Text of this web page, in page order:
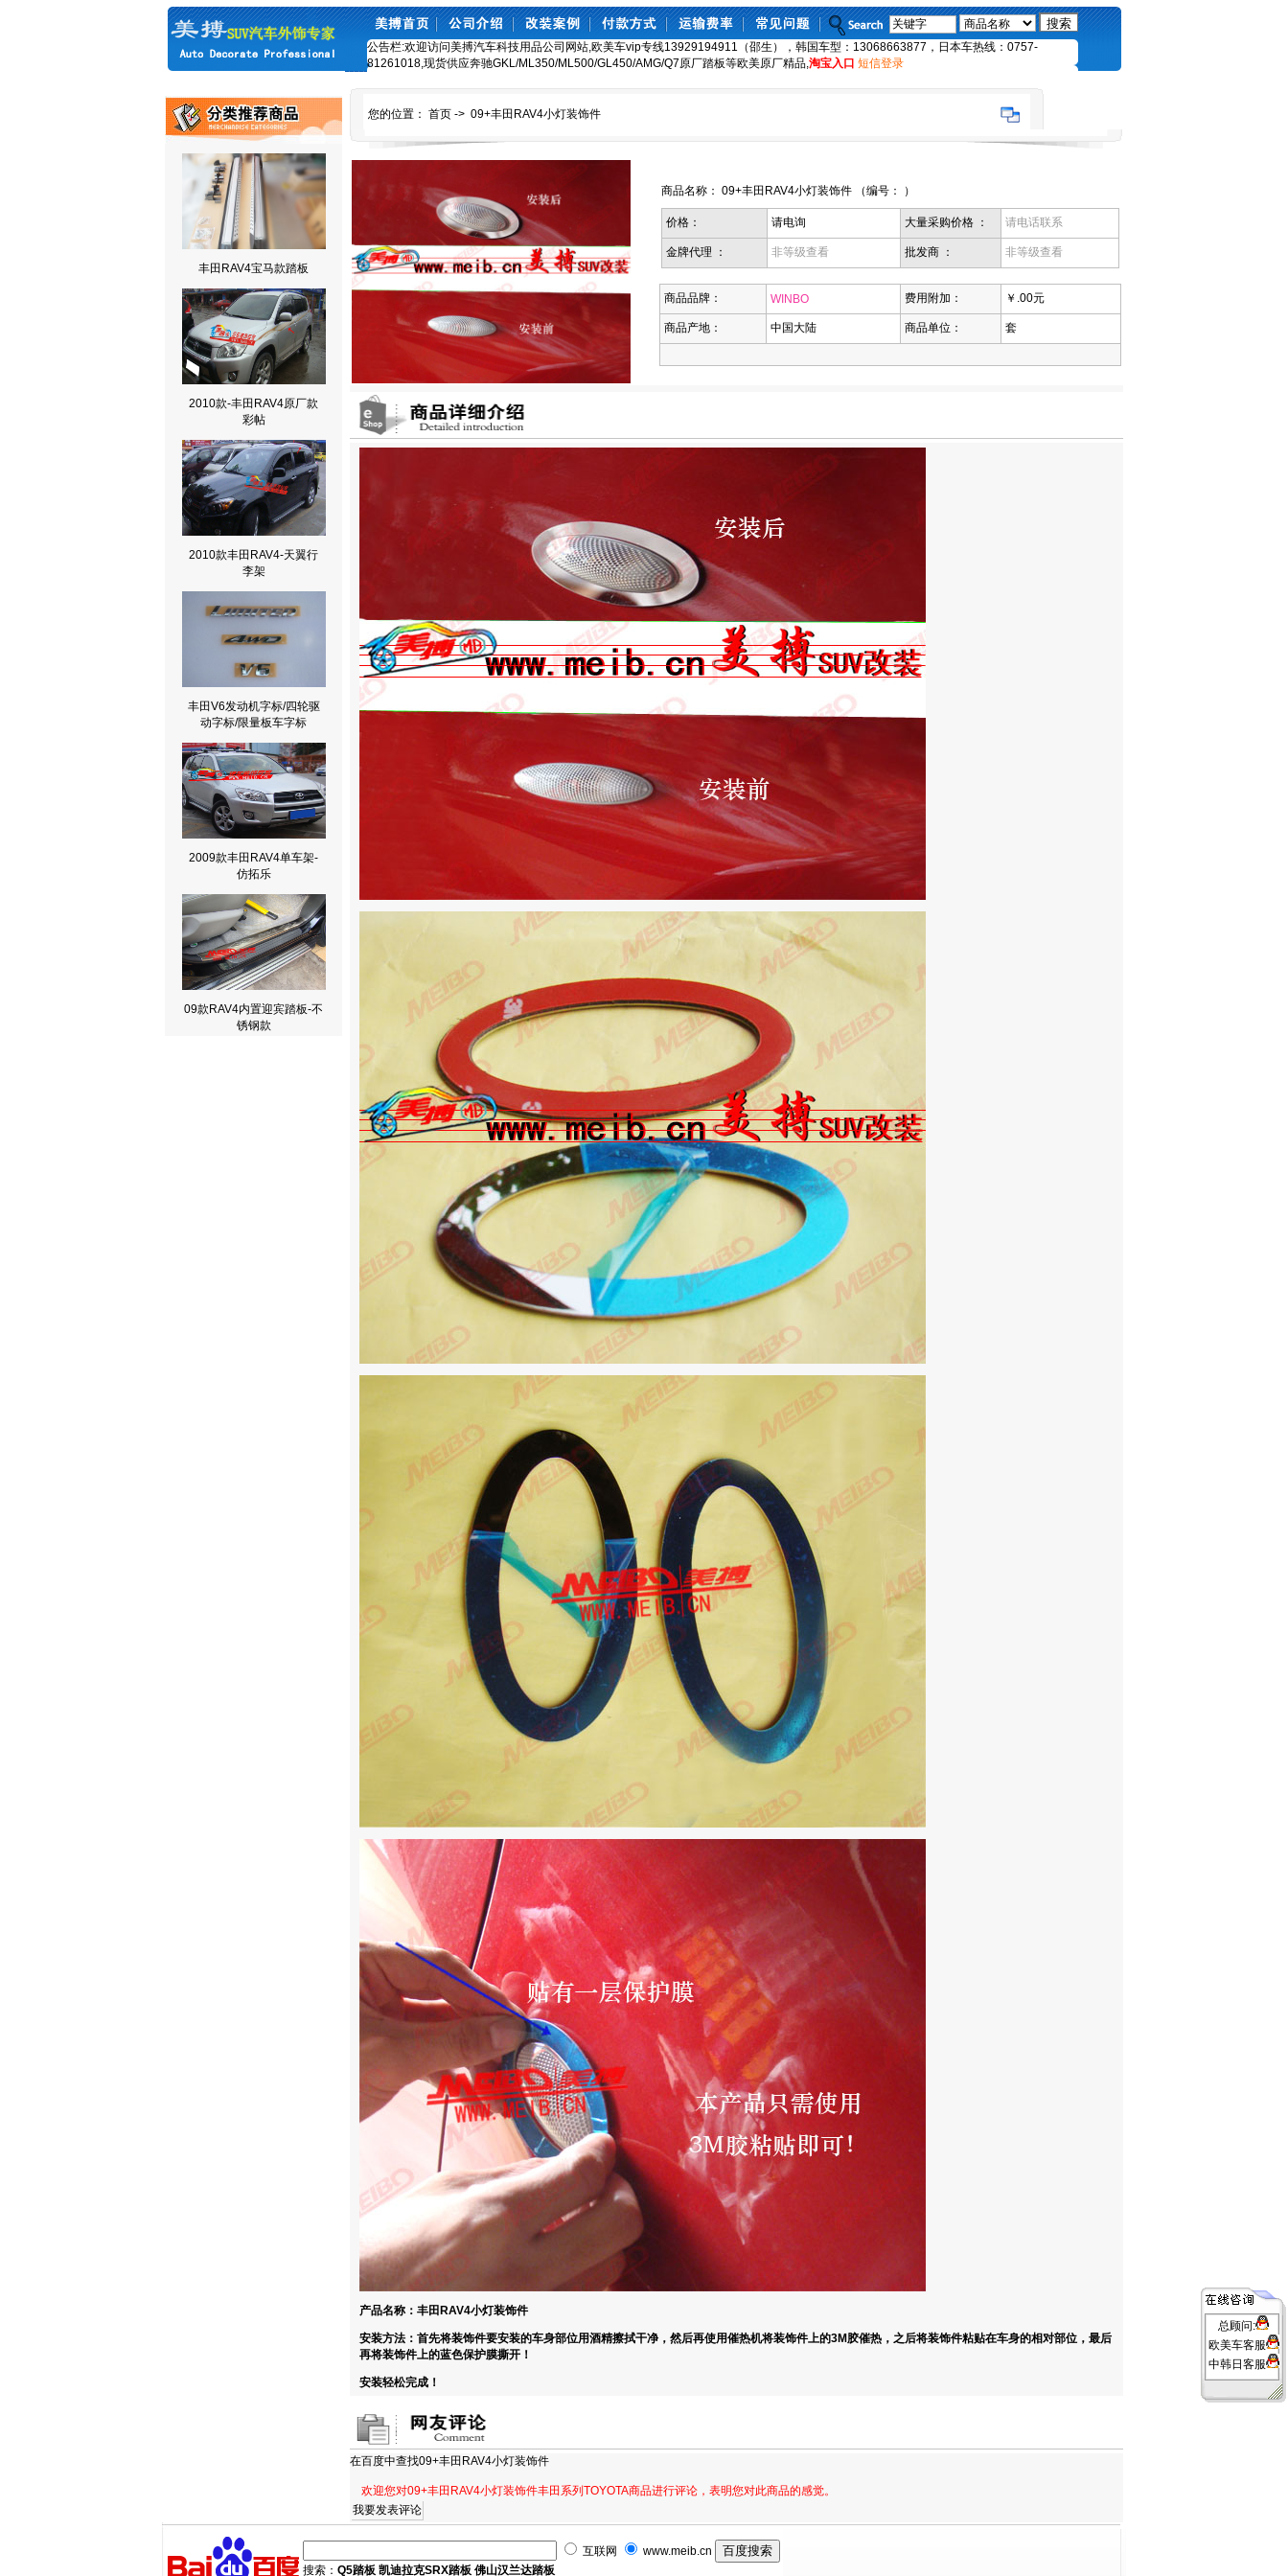
公告栏:欢迎访问美搏汽车科技用品公司网站,欧美车vip专线13929194911（邵生），韩国车型：13068663877，日本车热线：0757-
81261018,现货供应奔驰GKL/ML350/ML500/GL450/AMG/Q7原厂踏板等欧美原厂精品,淘宝入口 短信登录
总顾问:
欧美车客服
中韩日客服
丰田RAV4宝马款踏板
2010款-丰田RAV4原厂款
彩帖
2010款丰田RAV4-天翼行
李架
丰田V6发动机字标/四轮驱
动字标/限量板车字标
2009款丰田RAV4单车架-
仿拓乐
09款RAV4内置迎宾踏板-不
锈钢款
您的位置： 首页 -> 09+丰田RAV4小灯装饰件
商品名称： 09+丰田RAV4小灯装饰件 （编号： ）
价格： 请电询 大量采购价格 ： 请电话联系
金牌代理 ： 非等级查看 批发商 ： 非等级查看
商品品牌： WINBO 费用附加： ￥.00元
商品产地： 中国大陆 商品单位： 套
产品名称：丰田RAV4小灯装饰件
安装方法：首先将装饰件要安装的车身部位用酒精擦拭干净，然后再使用催热机将装饰件上的3M胶催热，之后将装饰件粘贴在车身的相对部位，最后
再将装饰件上的蓝色保护膜撕开！
安装轻松完成！
在百度中查找09+丰田RAV4小灯装饰件
欢迎您对09+丰田RAV4小灯装饰件丰田系列TOYOTA商品进行评论，表明您对此商品的感觉。
互联网
www.meib.cn
搜索： Q5踏板 凯迪拉克SRX踏板 佛山汉兰达踏板